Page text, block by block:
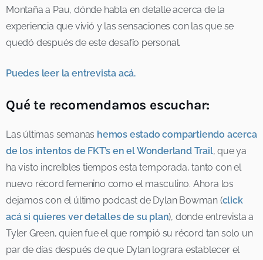
Montaña a Pau, dónde habla en detalle acerca de la
experiencia que vivió y las sensaciones con las que se
quedó después de este desafío personal.
Puedes leer la entrevista acá.
Qué te recomendamos escuchar:
Las últimas semanas hemos estado compartiendo acerca
de los intentos de FKT’s en el Wonderland Trail, que ya
ha visto increíbles tiempos esta temporada, tanto con el
nuevo récord femenino como el masculino. Ahora los
dejamos con el último podcast de Dylan Bowman (click
acá si quieres ver detalles de su plan), donde entrevista a
Tyler Green, quien fue el que rompió su récord tan solo un
par de días después de que Dylan lograra establecer el